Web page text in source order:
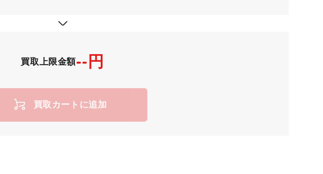
買取上限金額--円
買取カートに追加